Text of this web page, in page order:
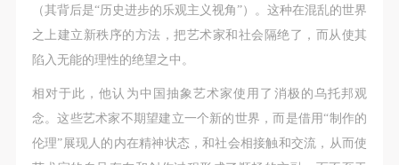
（其背后是“历史进步的乐观主义视角”）。这种在混乱的世界
之上建立新秩序的方法，把艺术家和社会隔绝了，而从使其
陷入无能的理性的绝望之中。
相对于此，他认为中国抽象艺术家使用了消极的乌托邦观
念。这些艺术家不期望建立一个新的世界，而是借用“制作的
伦理”展现人的内在精神状态，和社会相接触和交流，从而使
意，同时知晓并同意本免责声明。参加者签名/勾选
后，视作其家属也已知晓并同意。
我已认真阅读上述条款，并且同意。
意，同时知晓并同意本免责声明。参加者签名/勾选
后，视作其家属也已知晓并同意。
我已认真阅读上述条款，并且同意。
意，同时知晓并同意本免责声明。参加者签名/勾选
后，视作其家属也已知晓并同意。
我已认真阅读上述条款，并且同意。
验证码
登录
可使用雅昌艺术网会员账户登录